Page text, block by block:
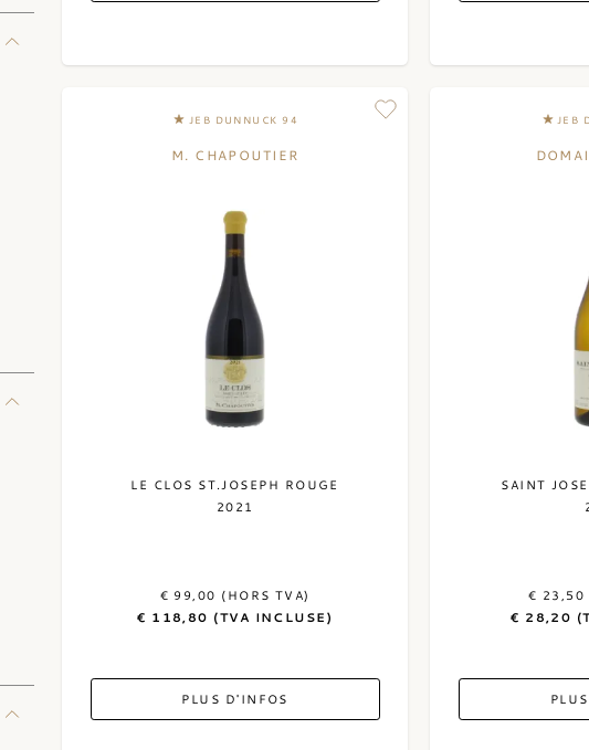
JEB DUNNUCK 94
M. CHAPOUTIER
LE CLOS ST.JOSEPH ROUGE
2021
€ 99,00 (HORS TVA)
€ 118,80 (TVA INCLUSE)
PLUS D'INFOS
JEB
SAINT
€ 23,50
€ 28,20